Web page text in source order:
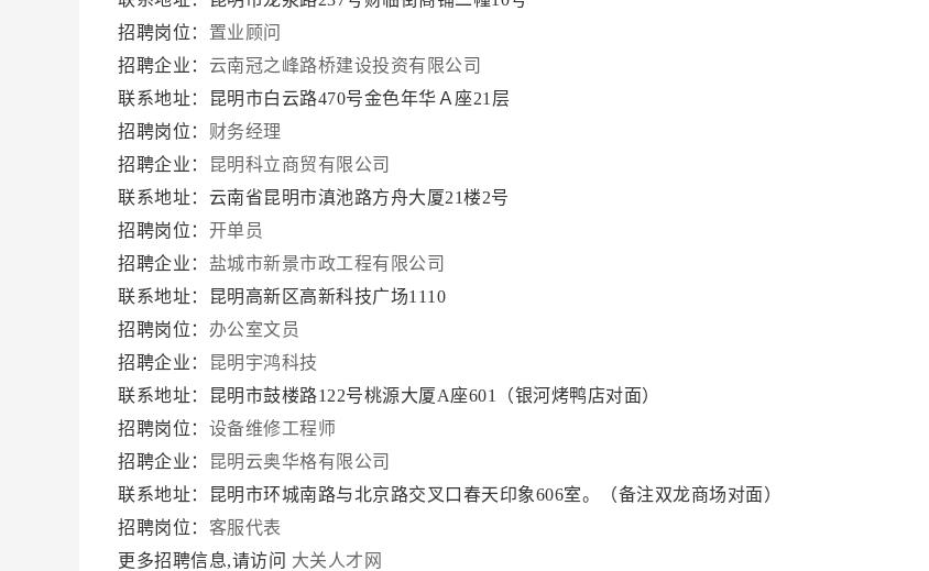
招聘岗位： 置业顾问
招聘企业： 云南冠之峰路桥建设投资有限公司
联系地址：昆明市白云路470号金色年华Ａ座21层
招聘岗位： 财务经理
招聘企业：
昆明科立商贸有限公司
联系地址：云南省昆明市滇池路方舟大厦21楼2号
招聘岗位： 开单员
招聘企业： 盐城市新景市政工程有限公司
联系地址：昆明高新区高新科技广场1110
招聘岗位： 办公室文员
招聘企业：
昆明宇鸿科技
联系地址：昆明市鼓楼路122号桃源大厦A座601（银河烤鸭店对面）
招聘岗位： 设备维修工程师
招聘企业：
昆明云奥华格有限公司
联系地址：昆明市环城南路与北京路交叉口春天印象606室。（备注双龙商场对面）
招聘岗位： 客服代表
更多招聘信息,请访问 大关人才网